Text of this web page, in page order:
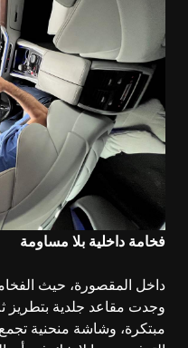
فخامة داخلية بلا مساومة
داخل المقصورة، حيث
وجدت مقاعد جلدية بتطريز
مبتكرة، وشاشة منحنية